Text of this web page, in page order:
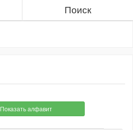
Поиск
Показать алфавит